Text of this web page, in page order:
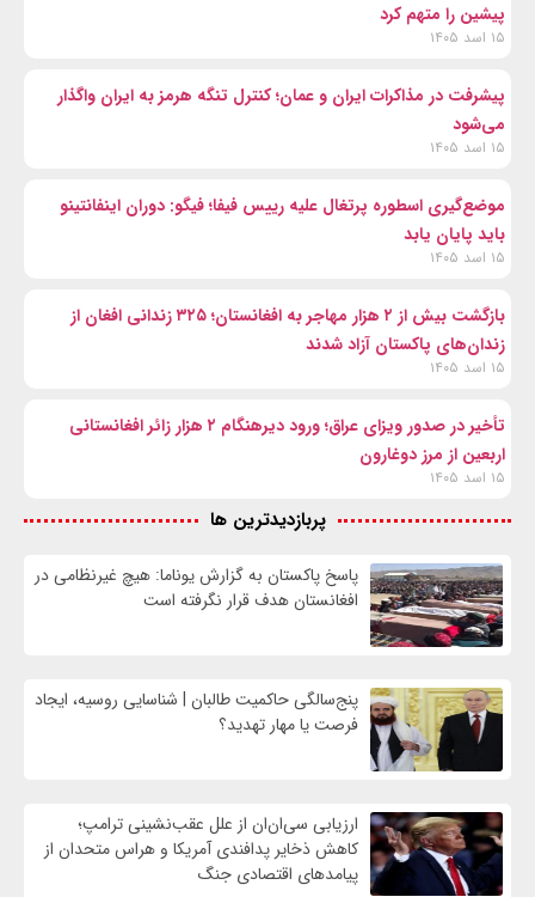
پیشین را متهم کرد
۱۵ اسد ۱۴۰۵
پیشرفت در مذاکرات ایران و عمان؛ کنترل تنگه هرمز به ایران واگذار
می‌شود
۱۵ اسد ۱۴۰۵
موضع‌گیری اسطوره پرتغال علیه رییس فیفا؛ فیگو: دوران اینفانتینو
باید پایان یابد
۱۵ اسد ۱۴۰۵
بازگشت بیش از ۲ هزار مهاجر به افغانستان؛ ۳۲۵ زندانی افغان از
زندان‌های پاکستان آزاد شدند
۱۵ اسد ۱۴۰۵
تأخیر در صدور ویزای عراق؛ ورود دیرهنگام ۲ هزار زائر افغانستانی
اربعین از مرز دوغارون
۱۵ اسد ۱۴۰۵
پربازدیدترین ها
پاسخ پاکستان به گزارش یوناما: هیچ غیرنظامی در
افغانستان هدف قرار نگرفته است
پنج‌سالگی حاکمیت طالبان | شناسایی روسیه، ایجاد
فرصت‌ یا مهار تهدید؟
ارزیابی سی‌ان‌ان از علل عقب‌نشینی ترامپ؛
کاهش ذخایر پدافندی آمریکا و هراس متحدان از
پیامدهای اقتصادی جنگ